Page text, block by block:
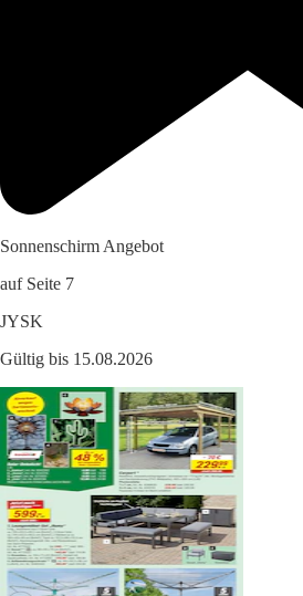
Sonnenschirm Angebot
auf Seite 7
JYSK
Gültig bis 15.08.2026